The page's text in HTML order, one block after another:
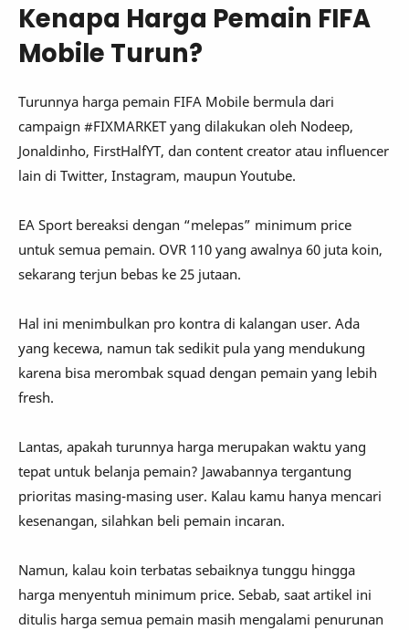
Kenapa Harga Pemain FIFA
Mobile Turun?
Turunnya harga pemain FIFA Mobile bermula dari
campaign #FIXMARKET yang dilakukan oleh Nodeep,
Jonaldinho, FirstHalfYT, dan content creator atau influencer
lain di Twitter, Instagram, maupun Youtube.
EA Sport bereaksi dengan “melepas” minimum price
untuk semua pemain. OVR 110 yang awalnya 60 juta koin,
sekarang terjun bebas ke 25 jutaan.
Hal ini menimbulkan pro kontra di kalangan user. Ada
yang kecewa, namun tak sedikit pula yang mendukung
karena bisa merombak squad dengan pemain yang lebih
fresh.
Lantas, apakah turunnya harga merupakan waktu yang
tepat untuk belanja pemain? Jawabannya tergantung
prioritas masing-masing user. Kalau kamu hanya mencari
kesenangan, silahkan beli pemain incaran.
Namun, kalau koin terbatas sebaiknya tunggu hingga
harga menyentuh minimum price. Sebab, saat artikel ini
ditulis harga semua pemain masih mengalami penurunan